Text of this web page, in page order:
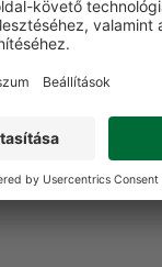
senki nem
Vélemény írása